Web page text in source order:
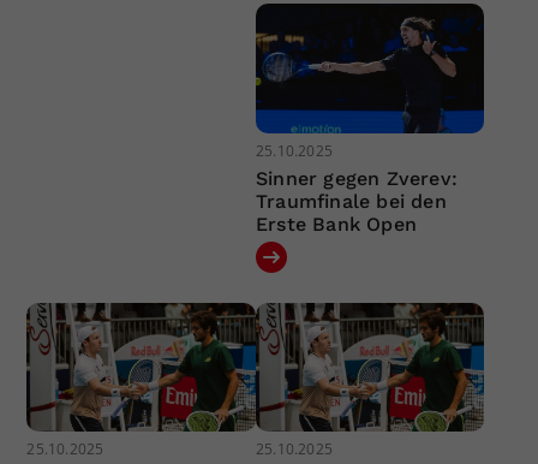
25.10.2025
Sinner gegen Zverev:
Traumfinale bei den
Erste Bank Open
25.10.2025 25.10.2025